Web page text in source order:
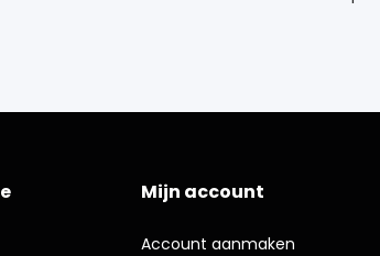
Mijn account
Account aanmaken